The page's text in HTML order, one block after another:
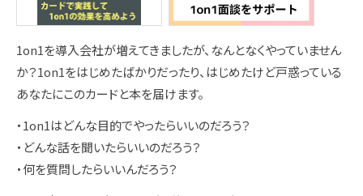
1on1を導入会社が増えてきましたが、なんとなくやっていません
か？1on1をはじめたばかりだったり、はじめたけど戸惑っている
あなたにこのカードと本を届けます。
・1on1はどんな目的でやったらいいのだろう？
・どんな話を聞いたらいいのだろう？
・何を質問したらいいんだろう？